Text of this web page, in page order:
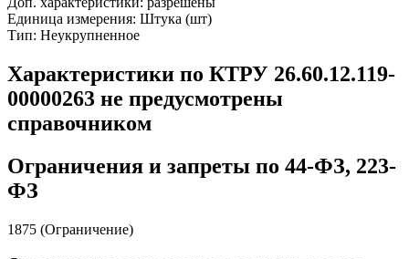
Единица измерения: Штука (шт)
Тип: Неукрупненное
Характеристики по КТРУ 26.60.12.119-
00000263 не предусмотрены
справочником
Ограничения и запреты по 44-ФЗ, 223-
ФЗ
1875 (Ограничение)